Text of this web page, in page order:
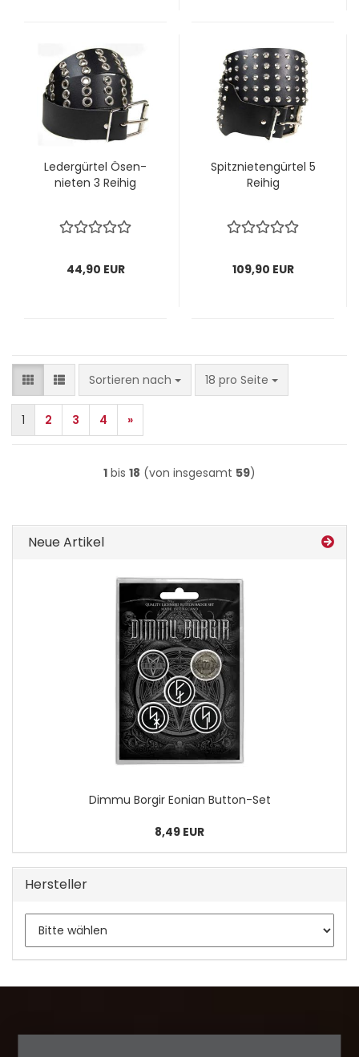
Le­der­gür­tel Ösen­
nie­ten 3 Rei­hig
44,90 EUR
Spitz­nie­ten­gür­tel 5
Rei­hig
109,90 EUR
Sortieren nach
Sortieren nach 18 pro Seite
pro Seite
1 2 3 4 »
1 bis 18 (von insgesamt 59)
Neue Artikel
Dimmu Bor­gir Eo­ni­an Button-​Set
8,49 EUR
Hersteller